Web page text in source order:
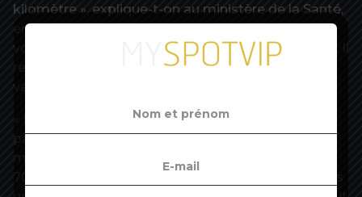
kilomètre », explique-t-on au ministère de la Santé,
en faisant remarquer que 80 à 85 % des rendez-
vous sont désormais pris par les moins de 50 ans. Il
reste 4,8 millions de Français de plus de 55 ans à
vacciner.
« Le vaccin est efficace contre le variant Delta,
particulièrement avec deux doses », plaide le
ministère, qui met en avant un score dépassant